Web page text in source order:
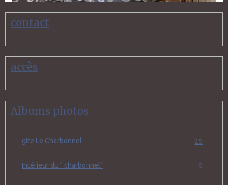
contact
accès
Albums photos
gîte Le Charbonnel 25
Intérieur du " charbonnel" 9